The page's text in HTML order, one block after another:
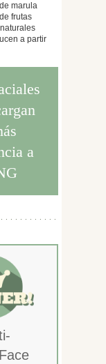
marula
frutas
a partir
a